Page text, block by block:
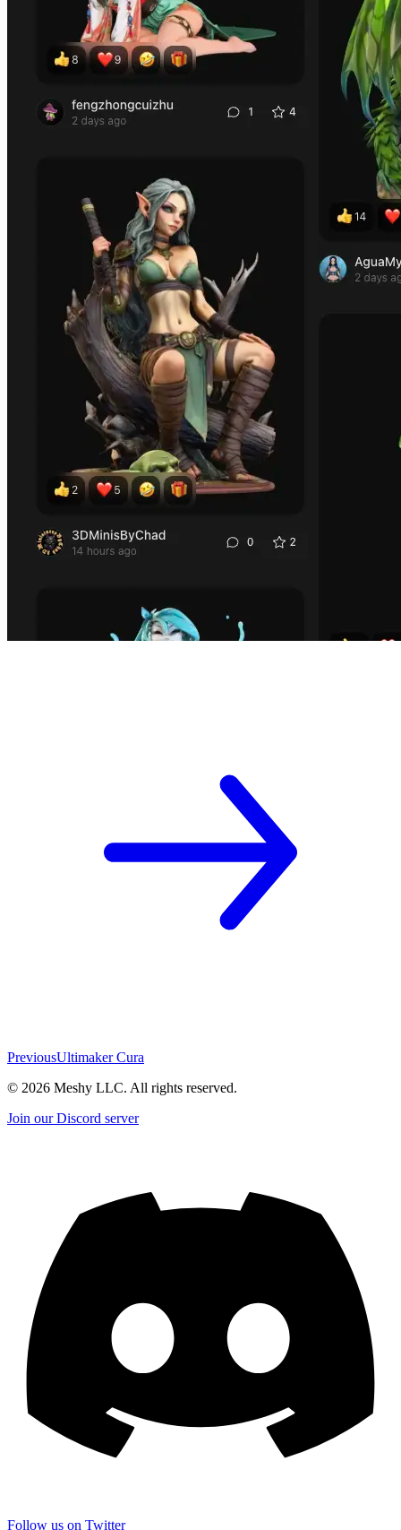
PreviousUltimaker Cura
© 2026 Meshy LLC. All rights reserved.
Join our Discord server
Follow us on Twitter